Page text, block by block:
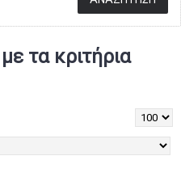
τα κριτήρια